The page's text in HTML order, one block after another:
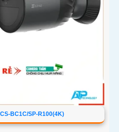
BC1C/SP-R100(4K)